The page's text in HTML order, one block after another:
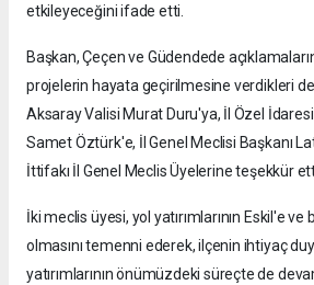
etkileyeceğini ifade etti.
Başkan, Çeçen ve Güdendede
projelerin hayata geçirilmesine verdikleri
Aksaray Valisi Murat Duru'ya, İl Özel
Samet Öztürk'e, İl Genel Meclisi Başkanı
İttifakı İl Genel Meclis Üyelerine teşekkür
İki meclis üyesi, yol yatırımlarının Eskil'e ve
olmasını temenni ederek, ilçenin ihtiyaç
yatırımlarının önümüzdeki süreçte de